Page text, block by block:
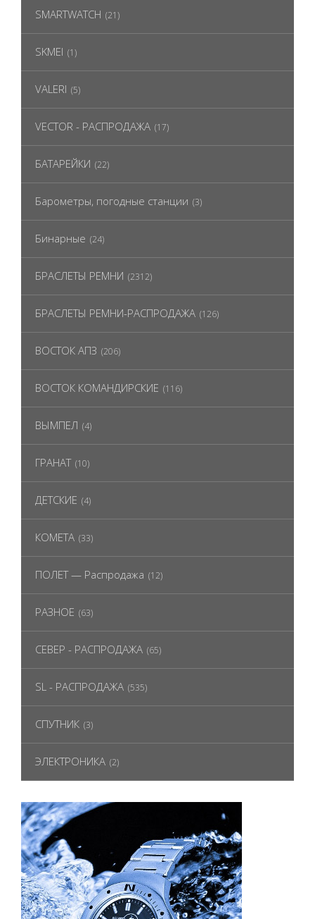
SMARTWATCH (21)
SKMEI (1)
VALERI (5)
VECTOR - РАСПРОДАЖА (17)
БАТАРЕЙКИ (22)
Барометры, погодные станции (3)
Бинарные (24)
БРАСЛЕТЫ РЕМНИ (2312)
БРАСЛЕТЫ РЕМНИ-РАСПРОДАЖА (126)
ВОСТОК АПЗ (206)
ВОСТОК КОМАНДИРСКИЕ (116)
ВЫМПЕЛ (4)
ГРАНАТ (10)
ДЕТСКИЕ (4)
КОМЕТА (33)
ПОЛЕТ — Распродажа (12)
РАЗНОЕ (63)
СЕВЕР - РАСПРОДАЖА (65)
SL - РАСПРОДАЖА (535)
СПУТНИК (3)
ЭЛЕКТРОНИКА (2)